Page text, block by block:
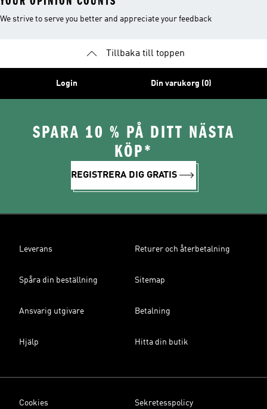
We strive to serve you better and appreciate your feedback
Tillbaka till toppen
Login Din varukorg (0)
SPARA 10 % PÅ DITT NÄSTA
KÖP*
REGISTRERA DIG GRATIS
Leverans Returer och återbetalning
Spåra din beställning Sitemap
Ansvarig utgivare Betalning
Hjälp Hitta din butik
Cookies Sekretesspolicy